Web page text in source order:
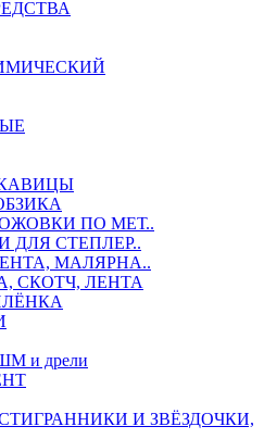
ПО МЕТ..
ДЛЯ СТЕПЛЕР..
МАЛЯРНА..
СКОТЧ, ЛЕНТА
и дрели
И ЗВЁЗДОЧКИ,